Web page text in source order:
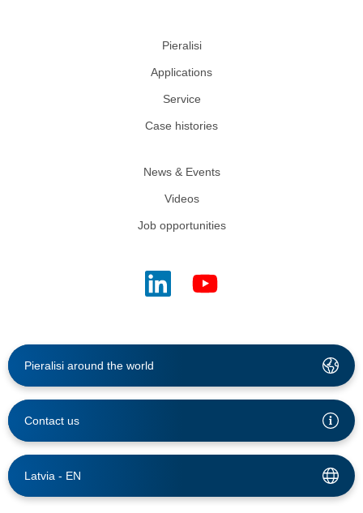
Pieralisi
Applications
Service
Case histories
News & Events
Videos
Job opportunities
Pieralisi around the world
Contact us
Latvia - EN